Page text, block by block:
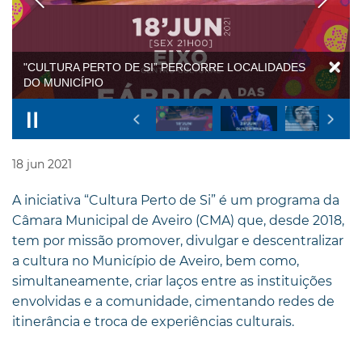
18 jun 2021
A iniciativa “Cultura Perto de Si” é um programa da
Câmara Municipal de Aveiro (CMA) que, desde 2018,
tem por missão promover, divulgar e descentralizar
a cultura no Município de Aveiro, bem como,
simultaneamente, criar laços entre as instituições
envolvidas e a comunidade, cimentando redes de
itinerância e troca de experiências culturais.